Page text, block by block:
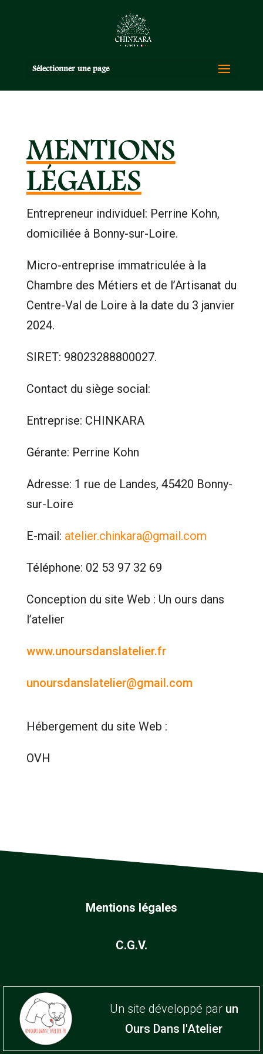
Sélectionner une page
MENTIONS
LÉGALES
Entrepreneur individuel: Perrine Kohn,
domiciliée à Bonny-sur-Loire.
Micro-entreprise immatriculée à la
Chambre des Métiers et de l’Artisanat du
Centre-Val de Loire à la date du 3 janvier
2024.
SIRET: 98023288800027.
Contact du siège social:
Entreprise: CHINKARA
Gérante: Perrine Kohn
Adresse: 1 rue de Landes, 45420 Bonny-
sur-Loire
E-mail: atelier.chinkara@gmail.com
Téléphone: 02 53 97 32 69
Conception du site Web : Un ours dans
l’atelier
www.unoursdanslatelier.fr
unoursdanslatelier@gmail.com
Hébergement du site Web :
OVH
Mentions légales
C.G.V.
Un site développé par un
Ours Dans l'Atelier